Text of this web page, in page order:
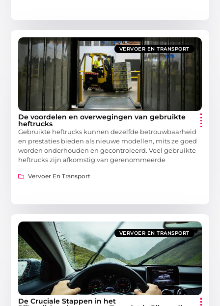
VERVOER EN TRANSPORT
De voordelen en overwegingen van gebruikte
heftrucks
Gebruikte heftrucks kunnen dezelfde betrouwbaarheid
en prestaties bieden als nieuwe modellen, mits ze goed
worden onderhouden en gecontroleerd. Veel gebruikte
heftrucks zijn afkomstig van gerenommeerde
Vervoer En Transport
VERVOER EN TRANSPORT
De Cruciale Stappen in het